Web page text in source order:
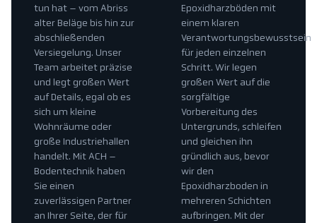
Epoxidharzböden mit
einem klaren
Verantwortungsbewusstsein
für jeden einzelnen
Schritt. Wir legen
großen Wert auf die
sorgfältige
Vorbereitung des
Untergrunds, schleifen
und gleichen ihn
gründlich aus, bevor
wir den
Epoxidharzboden in
mehreren Schichten
aufbringen. Mit der
tun hat – vom Abriss
alter Beläge bis hin zur
abschließenden
Versiegelung. Unser
Team arbeitet präzise
und legt großen Wert
auf Details, egal ob es
sich um kleine
Wohnräume oder
große Industriehallen
handelt. Mit ACH –
Bodentechnik haben
Sie einen
zuverlässigen Partner
an Ihrer Seite, der für